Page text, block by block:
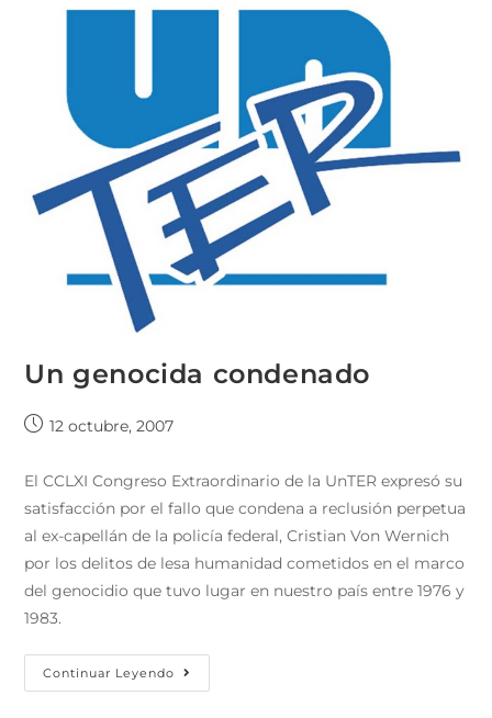
Un genocida condenado
12 octubre, 2007
El CCLXI Congreso Extraordinario de la UnTER expresó su
satisfacción por el fallo que condena a reclusión perpetua
al ex-capellán de la policía federal, Cristian Von Wernich
por los delitos de lesa humanidad cometidos en el marco
del genocidio que tuvo lugar en nuestro país entre 1976 y
1983.
Continuar Leyendo